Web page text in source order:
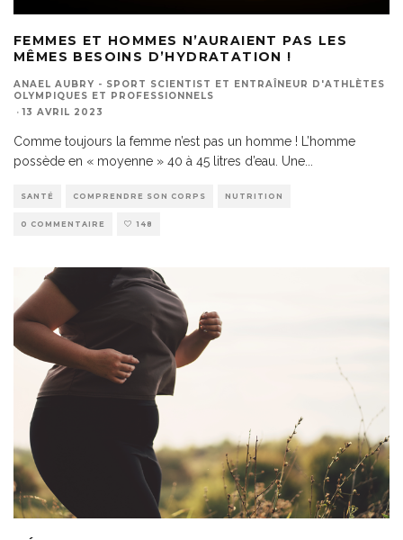
FEMMES ET HOMMES N’AURAIENT PAS LES
MÊMES BESOINS D’HYDRATATION !
ANAEL AUBRY - SPORT SCIENTIST ET ENTRAÎNEUR D'ATHLÈTES
OLYMPIQUES ET PROFESSIONNELS
· 13 AVRIL 2023
Comme toujours la femme n’est pas un homme ! L’homme
possède en « moyenne » 40 à 45 litres d’eau. Une...
SANTÉ COMPRENDRE SON CORPS NUTRITION
0 COMMENTAIRE 148